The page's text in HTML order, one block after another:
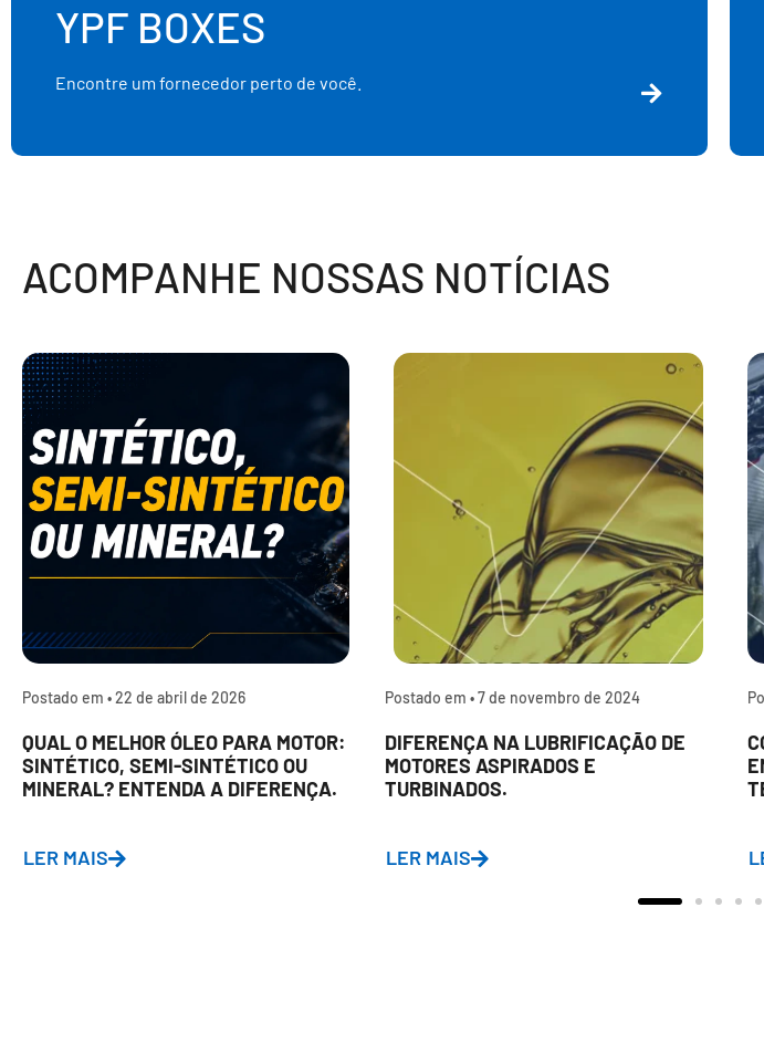
YPF BOXES
Encontre um fornecedor perto de você.
ACOMPANHE NOSSAS NOTÍCIAS
Postado em •22 de abril de 2026
QUAL O MELHOR ÓLEO PARA MOTOR:
SINTÉTICO, SEMI-SINTÉTICO OU
MINERAL? ENTENDA A DIFERENÇA.
LER MAIS
Postado em •7 de novembro de 2024
DIFERENÇA NA LUBRIFICAÇÃO DE
MOTORES ASPIRADOS E
TURBINADOS.
LER MAIS